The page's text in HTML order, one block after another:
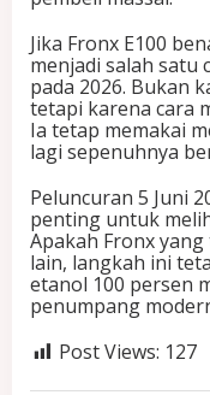
Jika Fronx E100
menjadi salah satu
pada 2026. Bukan
tetapi karena cara
Ia tetap memakai
lagi sepenuhnya
Peluncuran 5 Juni
penting untuk
Apakah Fronx
lain, langkah ini
etanol 100 persen
penumpang
Post Views: 127